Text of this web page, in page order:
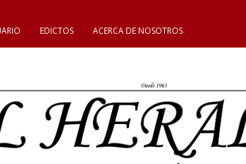
EDICTOS ACERCA DE NOSOTROS